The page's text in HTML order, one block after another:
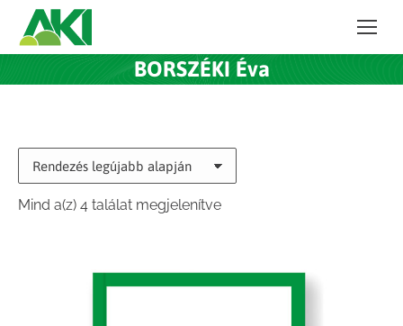
BORSZÉKI Éva
Mind a(z) 4 találat megjelenítveSorted